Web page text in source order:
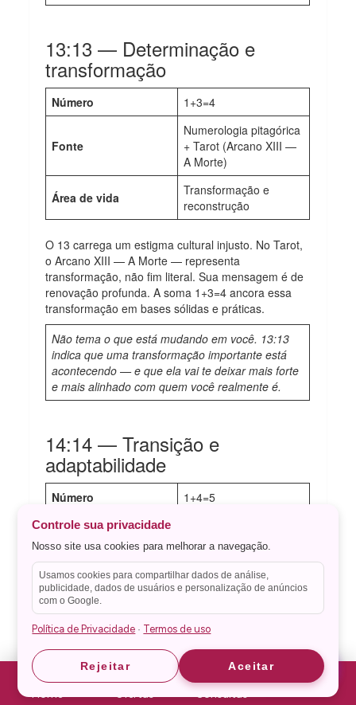
Home Ofertas Consultas
13:13 — Determinação e
transformação
Número 1+3=4
Fonte
Numerologia pitagórica
+ Tarot (Arcano XIII —
A Morte)
Área de vida
Transformação e
reconstrução
O 13 carrega um estigma cultural injusto. No Tarot,
o Arcano XIII — A Morte — representa
transformação, não fim literal. Sua mensagem é de
renovação profunda. A soma 1+3=4 ancora essa
transformação em bases sólidas e práticas.
Não tema o que está mudando em você. 13:13
indica que uma transformação importante está
acontecendo — e que ela vai te deixar mais forte
e mais alinhado com quem você realmente é.
14:14 — Transição e
adaptabilidade
Número 1+4=5
Fonte
+ Tarot (Arcano XIV —
A Temperança)
Área de vida
Mudanças e equilíbrio
A Temperança — Arcano XIV — é a carta do
equilíbrio em movimento, da alquimia entre opostos.
Ver 14:14 indica uma fase de transição que exige
adaptabilidade e paciência. A soma 1+4=5 reforça a
energia de mudança.
Controle sua privacidade
Nosso site usa cookies para melhorar a navegação.
Usamos cookies para compartilhar dados de análise,
publicidade, dados de usuários e personalização de anúncios
com o Google.
Política de Privacidade · Termos de uso
Rejeitar Aceitar